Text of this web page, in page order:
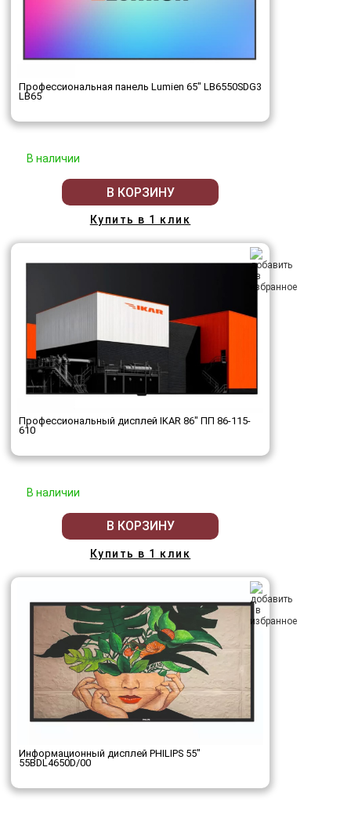
Профессиональная панель Lumien 65" LB6550SDG3
LB65
В наличии
В КОРЗИНУ
Купить в 1 клик
Профессиональный дисплей IKAR 86" ПП 86-115-
610
В наличии
В КОРЗИНУ
Купить в 1 клик
Информационный дисплей PHILIPS 55"
55BDL4650D/00